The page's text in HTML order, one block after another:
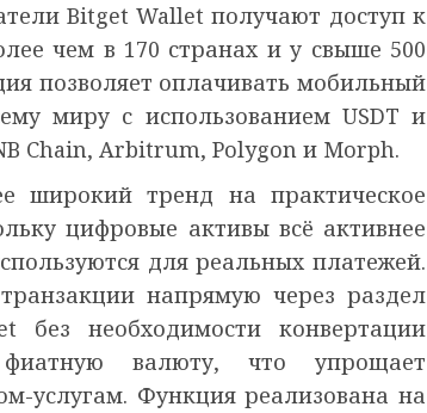
Bitget Wallet получают доступ к
чем в 170 странах и у свыше 500
позволяет оплачивать мобильный
миру с использованием USDT и
Chain, Arbitrum, Polygon и Morph.
широкий тренд на практическое
цифровые активы всё активнее
для реальных платежей.
напрямую через раздел
необходимости конвертации
валюту, что упрощает
услугам. Функция реализована на